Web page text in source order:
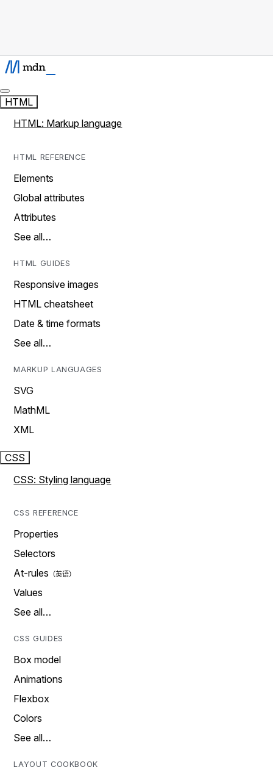
HTML
HTML: Markup language
HTML REFERENCE
Elements
Global attributes
Attributes
See all…
HTML GUIDES
Responsive images
HTML cheatsheet
Date & time formats
See all…
MARKUP LANGUAGES
SVG
MathML
XML
CSS
CSS: Styling language
CSS REFERENCE
Properties
Selectors
At-rules
Values
See all…
CSS GUIDES
Box model
Animations
Flexbox
Colors
See all…
LAYOUT COOKBOOK